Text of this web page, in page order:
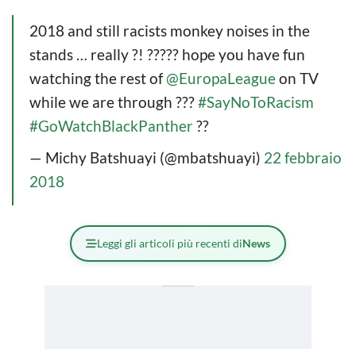
2018 and still racists monkey noises in the
stands … really ?! ????? hope you have fun
watching the rest of@EuropaLeagueon TV
while we are through ???#SayNoToRacism
#GoWatchBlackPanther??
— Michy Batshuayi (@mbatshuayi) 22 febbraio
2018
Leggi gli articoli più recenti diNews